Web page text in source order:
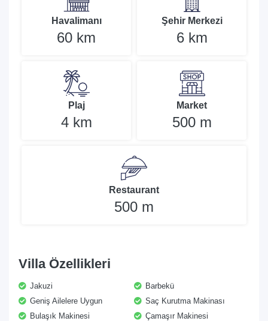
Havalimanı
60 km
Şehir Merkezi
6 km
Plaj
4 km
Market
500 m
Restaurant
500 m
Villa Özellikleri
Jakuzi
Barbekü
Geniş Ailelere Uygun
Saç Kurutma Makinası
Bulaşık Makinesi
Çamaşır Makinesi